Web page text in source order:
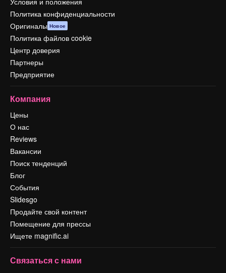
Политика конфиденциальности
Оригиналы Новое
Политика файлов cookie
Центр доверия
Партнеры
Предприятие
Компания
Цены
О нас
Reviews
Вакансии
Поиск тенденций
Блог
События
Slidesgo
Продайте свой контент
Помещение для прессы
Ищете magnific.ai
Связаться с нами